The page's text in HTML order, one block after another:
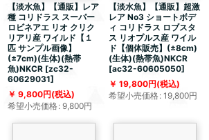
【淡水魚】【通販】レア
種 コリドラス スーパー
ロビネアエ リオ クリク
リアリ産 ワイルド【１
匹 サンプル画像】
(±7cm)(生体)(熱帯
魚)NKCR [zc32-
60629031]
9,800円(税込)
希望小売価格: 9,800円
【淡水魚】【通販】超激
レア No3 ショートボデ
ィ コリドラス ロブスタ
ス リオプルス産 ワイル
ド【個体販売】(±8cm)
(生体)(熱帯魚)NKCR
[ac32-60605050]
19,800円(税込)
希望小売価格: 19,800円